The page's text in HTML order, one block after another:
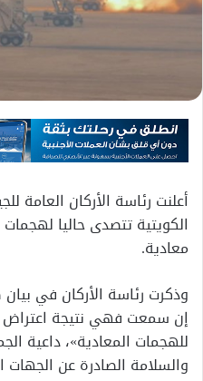
أعلنت رئاسة الأركان العامة
الكويتية تتصدى حاليا
معادية.
وذكرت رئاسة الأركان في
إن سمعت فهي نتيجة اعتراض
للهجمات المعادية»، داعية
والسلامة الصادرة عن الجهات